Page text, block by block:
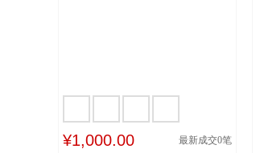
¥1,000.00 最新成交0笔